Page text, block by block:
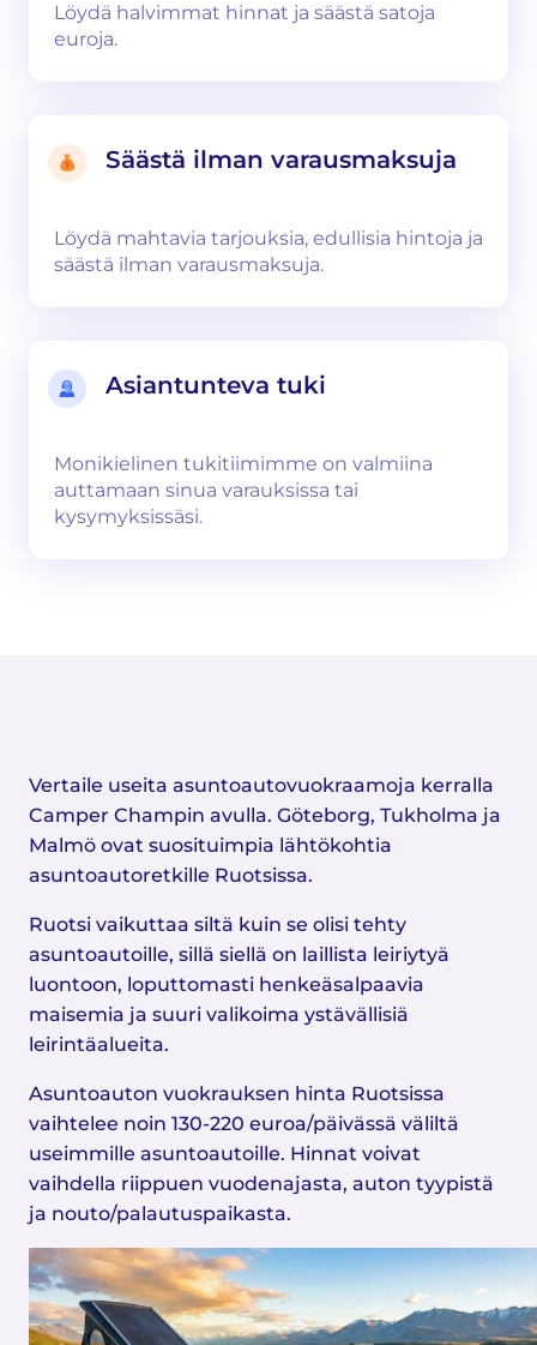
Löydä halvimmat hinnat ja säästä satoja
euroja.
Säästä ilman varausmaksuja
Löydä mahtavia tarjouksia, edullisia hintoja ja
säästä ilman varausmaksuja.
Asiantunteva tuki
Monikielinen tukitiimimme on valmiina
auttamaan sinua varauksissa tai
kysymyksissäsi.
Vertaile useita asuntoautovuokraamoja kerralla
Camper Champin avulla. Göteborg, Tukholma ja
Malmö ovat suosituimpia lähtökohtia
asuntoautoretkille Ruotsissa.
Ruotsi vaikuttaa siltä kuin se olisi tehty
asuntoautoille, sillä siellä on laillista leiriytyä
luontoon, loputtomasti henkeäsalpaavia
maisemia ja suuri valikoima ystävällisiä
leirintäalueita.
Asuntoauton vuokrauksen hinta Ruotsissa
vaihtelee noin 130-220 euroa/päivässä väliltä
useimmille asuntoautoille. Hinnat voivat
vaihdella riippuen vuodenajasta, auton tyypistä
ja nouto/palautuspaikasta.